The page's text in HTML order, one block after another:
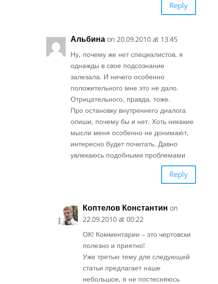
Reply
Альбина on 20.09.2010 at 13:45
Ну, почему же нет специалистов, я
однажды в свое подсознание
залезала. И ничего особенно
положительного мне это не дало.
Отрицательного, правда, тоже.
Про остановку внутреннего диалога
опиши, почему бы и нет. Хоть никакие
мысли меня особенно не донимают,
интересно будет почитать. Давно
увлекаюсь подобными проблемами
Reply
Коптелов Константин on
22.09.2010 at 00:22
ОК! Комментарии – это чертовски
полезно и приятно!
Уже третью тему для следующей
статьи предлагает наше
небольшое, я не постесняюсь